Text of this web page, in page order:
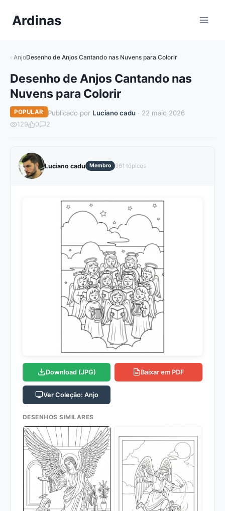
paraArdinas
AnjoDesenho de Anjos Cantando nas Nuvens para Colorir
Desenho de Anjos Cantando nas
Nuvens para Colorir
POPULAR Publicado por Luciano cadu· 22 maio 2026
129 0 2
Luciano cadu Membro 961 tópicos
Download (JPG) Baixar em PDF
Ver Coleção: Anjo
DESENHOS SIMILARES